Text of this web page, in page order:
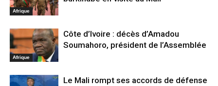
Afrique
Afrique
Côte d’Ivoire : décès d’Amadou
Soumahoro, président de l’Assemblée
Le Mali rompt ses accords de défense